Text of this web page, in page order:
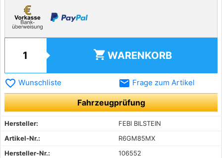
shopping_cart WARENKORB
favorite_border Wunschliste email Frage zum Artikel
Fahrzeugprüfung
Hersteller:
FEBI BILSTEIN
Artikel-Nr.:
R6GM85MX
Hersteller-Nr.:
106552